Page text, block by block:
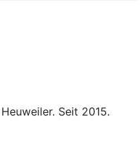
Seit 2015.